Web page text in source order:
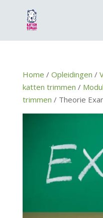
Home / Opleidingen /
katten trimmen /
trimmen / Theorie